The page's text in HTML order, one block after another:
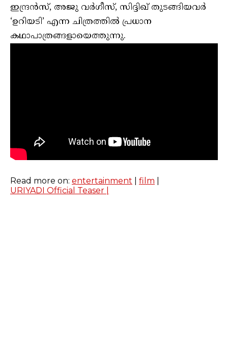
ഇന്ദ്രന്‍സ്, അജു വര്‍ഗീസ്, സിദ്ദിഖ് തുടങ്ങിയവര്‍
‘ഉറിയടി’ എന്ന ചിത്രത്തില്‍ പ്രധാന
കഥാപാത്രങ്ങളായെത്തുന്നു.
Read more on: entertainment film
URIYADI Official Teaser |